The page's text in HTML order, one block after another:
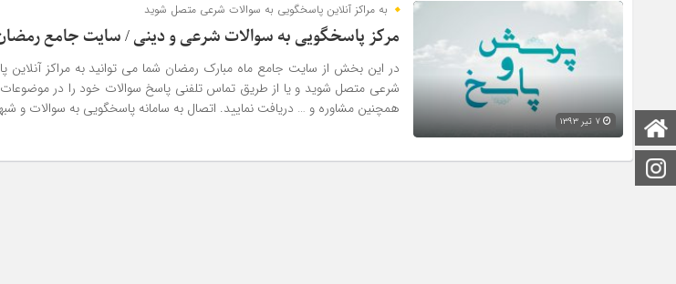
صفحه اصلی
اینستاگرام
به مراکز آنلاین پاسخگویی به سوالات شرعی متصل شوید
مرکز پاسخگویی به سوالات شرعی و دینی / سایت جامع
در این بخش از سایت جامع ماه مبارک رمضان شما می توانید به مراکز آنلاین
شرعی متصل شوید و یا از طریق تماس تلفنی پاسخ سوالات خود را در موضوعات
همچنین مشاوره و … دریافت نمایید. اتصال به سامانه پاسخگویی به سوالات و